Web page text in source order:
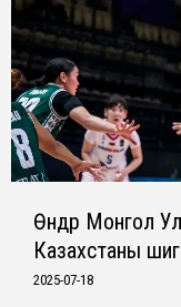
Өнөөдөр Монгол
Казахстаны
2025-07-18